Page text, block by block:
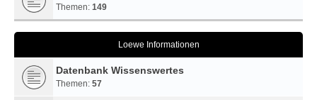
Themen: 149
Loewe Informationen
Datenbank Wissenswertes
Themen: 57